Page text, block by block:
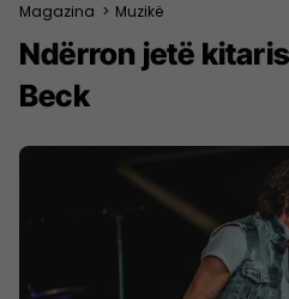
Magazina > Muzikë
Ndërron jetë
Beck